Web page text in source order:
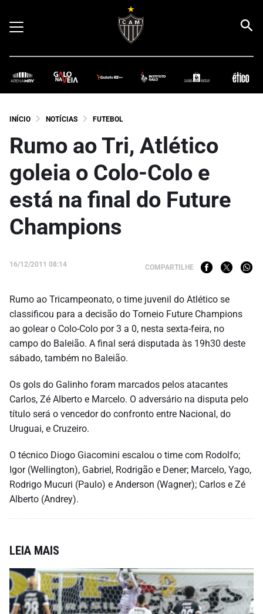
INÍCIO NOTÍCIAS FUTEBOL
Rumo ao Tri, Atlético
goleia o Colo-Colo e
está na final do Future
Champions
16/12/2011 08:14 COMPARTILHE
Rumo ao Tricampeonato, o time juvenil do Atlético se
classificou para a decisão do Torneio Future Champions
ao golear o Colo-Colo por 3 a 0, nesta sexta-feira, no
campo do Baleião. A final será disputada às 19h30 deste
sábado, também no Baleião.
Os gols do Galinho foram marcados pelos atacantes
Carlos, Zé Alberto e Marcelo. O adversário na disputa pelo
título será o vencedor do confronto entre Nacional, do
Uruguai, e Cruzeiro.
O técnico Diogo Giacomini escalou o time com Rodolfo;
Igor (Wellington), Gabriel, Rodrigão e Dener; Marcelo, Yago,
Rodrigo Mucuri (Paulo) e Anderson (Wagner); Carlos e Zé
Alberto (Andrey).
LEIA MAIS